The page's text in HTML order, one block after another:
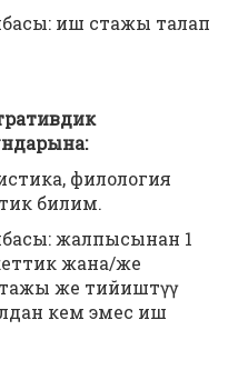
иш стажы талап
филология
билим.
жалпысынан 1
жана/же
же тийиштүү
кем эмес иш